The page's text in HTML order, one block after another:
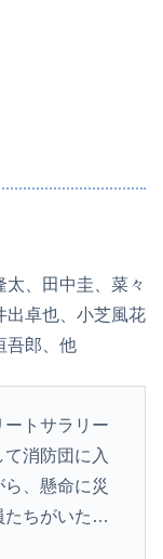
、田中圭、菜々
出卓也、小芝風花
吾郎、他
ートサラリー
消­防団に入
、懸命に災
たちがい­た…